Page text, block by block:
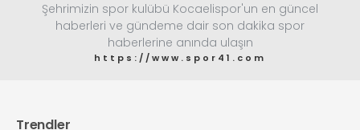
Şehrimizin spor kulübü Kocaelispor'un en güncel
haberleri ve gündeme dair son dakika spor
haberlerine anında ulaşın
https://www.spor41.com
Trendler